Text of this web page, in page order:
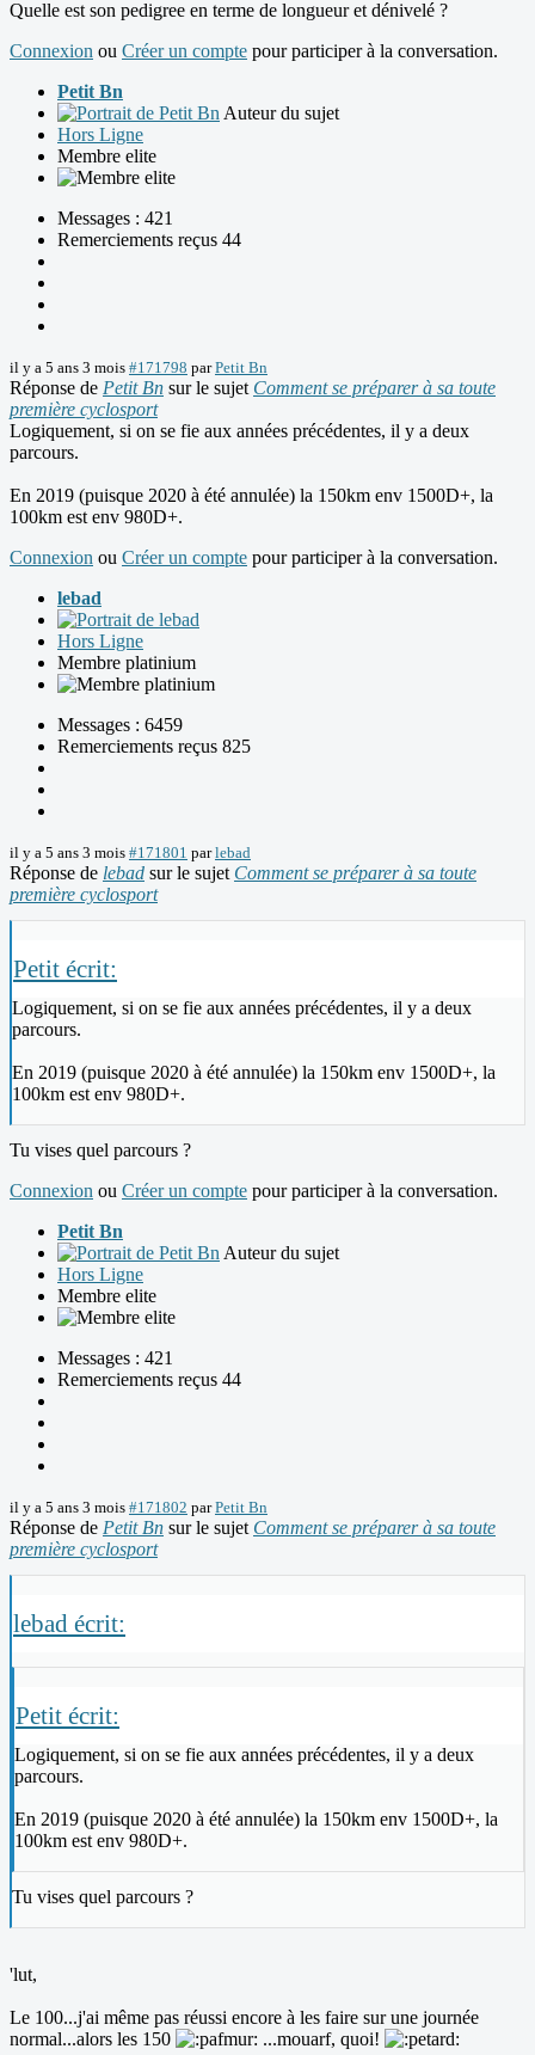
Quelle est son pedigree en terme de longueur et dénivelé ?
Connexion ou Créer un compte pour participer à la conversation.
Petit Bn
Auteur du sujet
Hors Ligne
Membre elite
Messages : 421
Remerciements reçus 44
il y a 5 ans 3 mois #171798 parPetit Bn
Réponse de Petit Bn sur le sujet Comment se préparer à sa toute
première cyclosport
Logiquement, si on se fie aux années précédentes, il y a deux
parcours.
En 2019 (puisque 2020 à été annulée) la 150km env 1500D+, la
100km est env 980D+.
Connexion ou Créer un compte pour participer à la conversation.
lebad
Hors Ligne
Membre platinium
Messages : 6459
Remerciements reçus 825
il y a 5 ans 3 mois #171801 parlebad
Réponse de lebad sur le sujet Comment se préparer à sa toute
première cyclosport
Petit écrit:
Logiquement, si on se fie aux années précédentes, il y a deux
parcours.
En 2019 (puisque 2020 à été annulée) la 150km env 1500D+, la
100km est env 980D+.
Tu vises quel parcours ?
Connexion ou Créer un compte pour participer à la conversation.
Petit Bn
Auteur du sujet
Hors Ligne
Membre elite
Messages : 421
Remerciements reçus 44
il y a 5 ans 3 mois #171802 parPetit Bn
Réponse de Petit Bn sur le sujet Comment se préparer à sa toute
première cyclosport
lebad écrit:
Petit écrit:
Logiquement, si on se fie aux années précédentes, il y a deux
parcours.
En 2019 (puisque 2020 à été annulée) la 150km env 1500D+, la
100km est env 980D+.
Tu vises quel parcours ?
'lut,
Le 100...j'ai même pas réussi encore à les faire sur une journée
normal...alors les 150
...mouarf, quoi!